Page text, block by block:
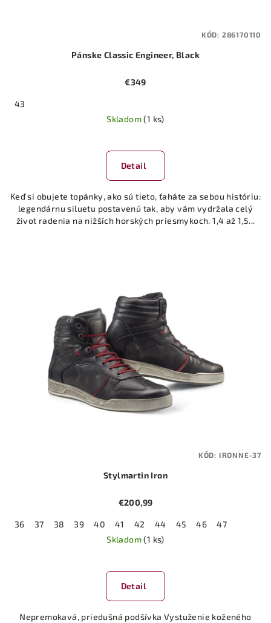
Pánske Classic Engineer, Black
€349
43
Skladom(1 ks)
Detail
Keď si obujete topánky, ako sú tieto, ťaháte za sebou históriu:
legendárnu siluetu postavenú tak, aby vám vydržala celý
život radenia na nižších horských priesmykoch. 1,4 až 1,5...
KÓD: 286170110
Stylmartin Iron
€200,99
36 37 38 39 40 41 42 44 45 46
47
Skladom(1 ks)
Detail
Nepremokavá, priedušná podšívka Vystuženie koženého
KÓD: IRONNE-37